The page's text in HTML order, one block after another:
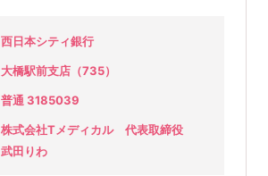
西日本シティ銀行
大橋駅前支店（735）
普通 3185039
株式会社Tメディカル 代表取締役
武田りわ